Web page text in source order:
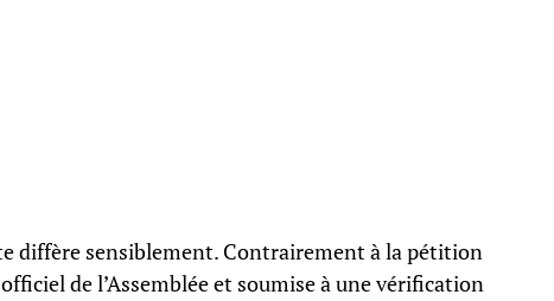
diffère sensiblement. Contrairement à la pétition
de l’Assemblée et soumise à une vérification